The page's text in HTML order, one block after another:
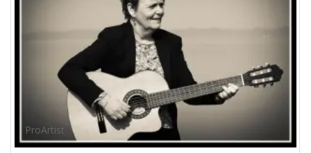
ProArtist